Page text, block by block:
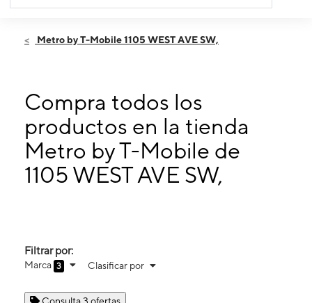
Miérc:10:00 a. m. a 8:00 p. m.
Domingo:
12:00 p. m. a 5:00 p. m.
Lunes: 10:00 a. m. a 8:00 p. m.
Martes:10:00 a. m. a 8:00 p. m.
1105 WEST AVE SW, Suite G Conyers, GA 30012
Metro by T-Mobile 1105 WEST AVE SW,
Compra todos los
productos en la tienda
Metro by T-Mobile de
1105 WEST AVE SW,
Filtrar por:
Marca 3 Clasificar por